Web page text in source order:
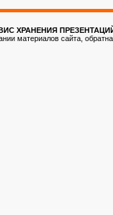
ХРАНЕНИЯ ПРЕЗЕНТАЦИЙ
материалов сайта,